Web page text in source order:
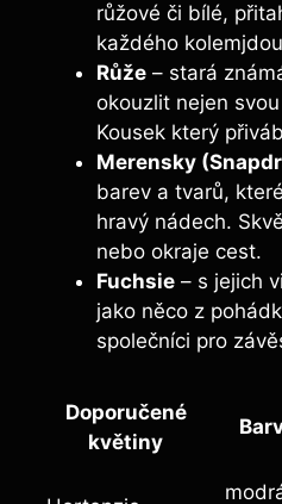
růžové či bílé,
každého
Růže – stará
okouzlit nejen
Kousek který
Merensky
barev a tvarů,
hravý nádech.
nebo okraje cest.
Fuchsie – s jejich
jako něco z
společníci pro
Doporučené
květiny